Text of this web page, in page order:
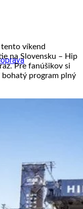
víkend
na Slovensku – Hip
Pre fanúšikov si
program plný